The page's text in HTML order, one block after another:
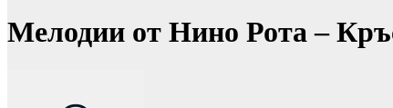
Мелодии от Нино Рота –